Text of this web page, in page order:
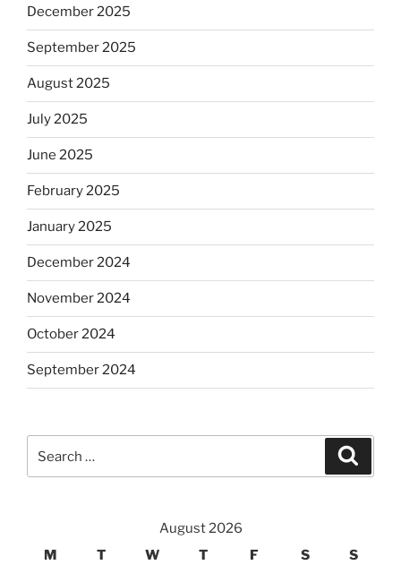
December 2025
September 2025
August 2025
July 2025
June 2025
February 2025
January 2025
December 2024
November 2024
October 2024
September 2024
for:
August 2026
M
T W T F S S